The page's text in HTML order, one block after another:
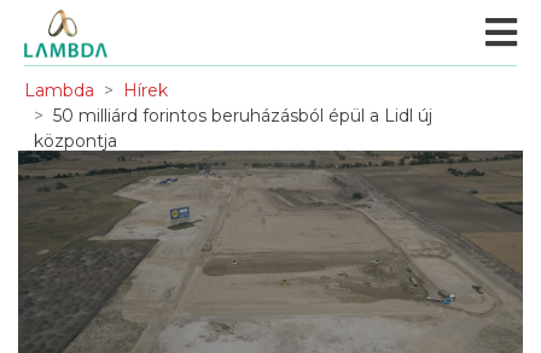
Lambda
Hírek
50 milliárd forintos beruházásból épül a Lidl új
központja